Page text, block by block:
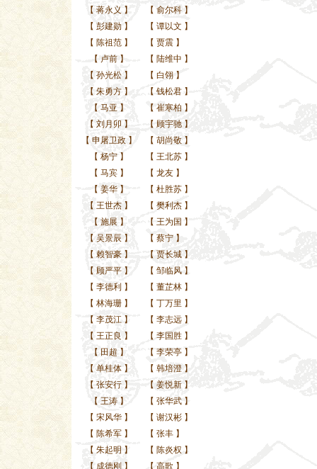
【 蒋永义 】 【 俞尔科 】
【 彭建勋】 【 谭以文 】
【 陈祖范】 【 贾震 】
【 卢前】 【 陆维中 】
【 孙光松】 【 白翎 】
【 朱勇方】 【 钱松君 】
【 马亚 】 【 崔寒柏 】
【 刘月卯 】 【 顾宇驰 】
【 申屠卫政】 【 胡尚敬 】
【 杨宁】 【 王北苏 】
【 马宾】 【 龙友 】
【 姜华】 【 杜胜苏 】
【 王世杰】 【 樊利杰 】
【 施展 】 【 王为国 】
【 吴景辰 】 【 蔡宁 】
【 赖智豪】 【 贾长城 】
【 顾严平】 【 邹临风 】
【 李德利 】 【 董芷林 】
【 林海珊】 【 丁万里 】
【 李茂江】 【 李志远 】
【 王正良 】 【 李国胜 】
【 田超 】 【 李荣亭 】
【 单桂体】 【 韩培澄 】
【 张安行】 【 姜悦新 】
【 王涛】 【 张华武 】
【 宋风华】 【 谢汉彬 】
【 陈希军】 【 张丰 】
【 朱起明 】 【 陈炎权 】
【 成德刚 】 【 高歌 】